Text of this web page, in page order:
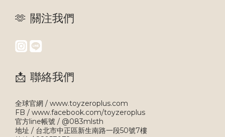
🫶 關注我們
📩 聯絡我們
全球官網 / www.toyzeroplus.com
FB / www.facebook.com/toyzeroplus
官方line帳號 / @083mlsth
地址 / 台北市中正區新生南路一段50號7樓